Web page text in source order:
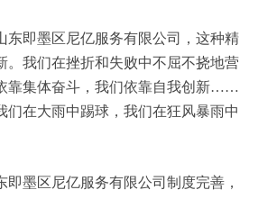
东即墨区尼亿服务有限公司，这种精
。我们在挫折和失败中不屈不挠地营
靠集体奋斗，我们依靠自我创新……
们在大雨中踢球，我们在狂风暴雨中
即墨区尼亿服务有限公司制度完善，